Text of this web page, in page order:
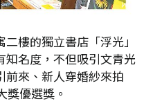
樓的獨立書店「浮光」
知名度，不但吸引文青光
前來、新人穿婚紗來拍
獎優選獎。